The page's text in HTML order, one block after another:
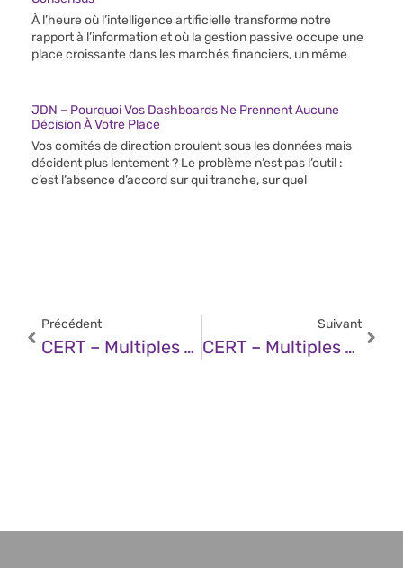
À l’heure où l’intelligence artificielle transforme notre
rapport à l’information et où la gestion passive occupe une
place croissante dans les marchés financiers, un même
JDN – Pourquoi Vos Dashboards Ne Prennent Aucune
Décision À Votre Place
Vos comités de direction croulent sous les données mais
décident plus lentement ? Le problème n’est pas l’outil :
c’est l’absence d’accord sur qui tranche, sur quel
Précédent
CERT – Multiples Vulnérabilités Dans Apache HTTP Server (05 Décembre 2025)
Suivant
CERT – Multiples Vulnérabilités Dans Le Noyau Linux D’Ubuntu (05 Décembre 2025)